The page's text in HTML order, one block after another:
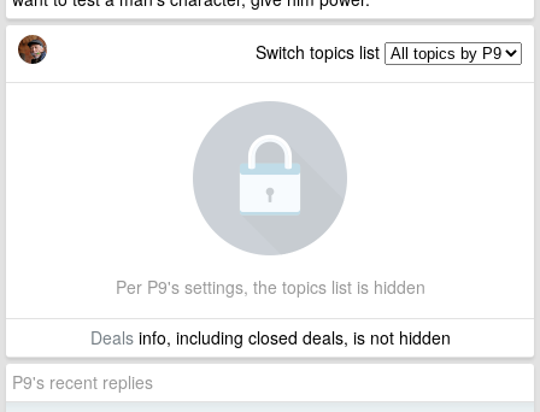
Switch topics list
Per P9's settings, the topics list is hidden
Dealsinfo, including closed deals, is not hidden
P9's recent replies